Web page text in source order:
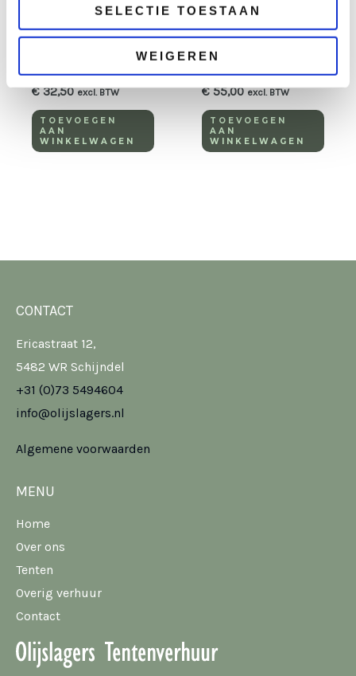
SELECTIE TOESTAAN
WEIGEREN
Tafel luxe wit
€32,50 excl. BTW
TOEVOEGEN
AAN
WINKELWAGEN
Bruiloft
Statafel luxe wit
80×180 cm
€55,00 excl. BTW
TOEVOEGEN
AAN
WINKELWAGEN
CONTACT
Ericastraat 12,
5482 WR Schijndel
+31 (0)73 5494604
info@olijslagers.nl
Algemene voorwaarden
MENU
Home
Over ons
Tenten
Overig verhuur
Contact